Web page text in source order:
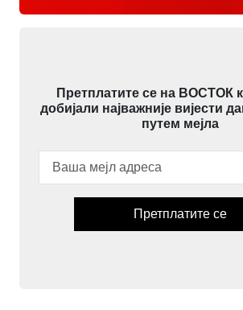
Претплатите се на ВОСТОК
добијали најважније вијести
путем мејла
Претплатите се